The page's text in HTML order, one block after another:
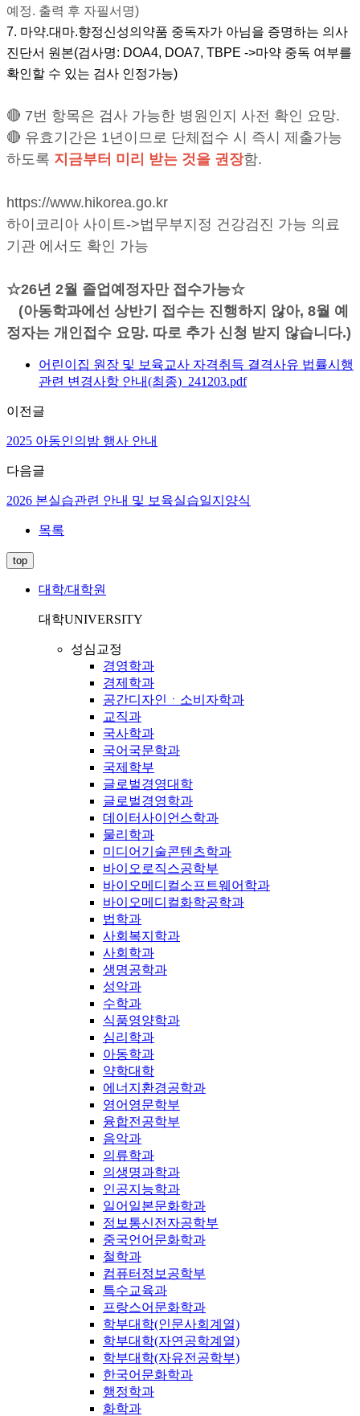
예정. 출력 후 자필서명)
7. 마약.대마.향정신성의약품 중독자가 아님을 증명하는 의사
진단서 원본(검사명: DOA4, DOA7, TBPE ->마약 중독 여부를
확인할 수 있는 검사 인정가능)
🔴 7번 항목은 검사 가능한 병원인지 사전 확인 요망.
🔴 유효기간은 1년이므로 단체접수 시 즉시 제출가능
하도록 지금부터 미리 받는 것을 권장함.
https://www.hikorea.go.kr
하이코리아 사이트->법무부지정 건강검진 가능 의료
기관 에서도 확인 가능
☆26년 2월 졸업예정자만 접수가능☆
(아동학과에선 상반기 접수는 진행하지 않아, 8월 예
정자는 개인접수 요망. 따로 추가 신청 받지 않습니다.)
어린이집 원장 및 보육교사 자격취득 결격사유 법률시행
관련 변경사항 안내(최종)_241203.pdf
이전글
2025 아동인의밤 행사 안내
다음글
2026 본실습관련 안내 및 보육실습일지양식
목록
top
대학/대학원
대학UNIVERSITY
성심교정
경영학과
경제학과
공간디자인ㆍ소비자학과
교직과
국사학과
국어국문학과
국제학부
글로벌경영대학
글로벌경영학과
데이터사이언스학과
물리학과
미디어기술콘텐츠학과
바이오로직스공학부
바이오메디컬소프트웨어학과
바이오메디컬화학공학과
법학과
사회복지학과
사회학과
생명공학과
성악과
수학과
식품영양학과
심리학과
아동학과
약학대학
에너지환경공학과
영어영문학부
융합전공학부
음악과
의류학과
의생명과학과
인공지능학과
일어일본문화학과
정보통신전자공학부
중국언어문화학과
철학과
컴퓨터정보공학부
특수교육과
프랑스어문화학과
학부대학(인문사회계열)
학부대학(자연공학계열)
학부대학(자유전공학부)
한국어문화학과
행정학과
화학과